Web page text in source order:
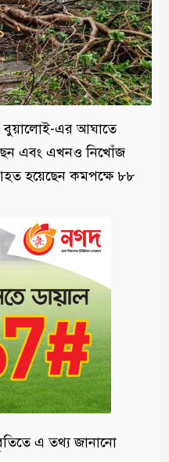
বুয়ালোই-এর আঘাতে
এবং এখনও নিখোঁজ
হয়েছেন কমপক্ষে ৮৮
এ তথ্য জানানো